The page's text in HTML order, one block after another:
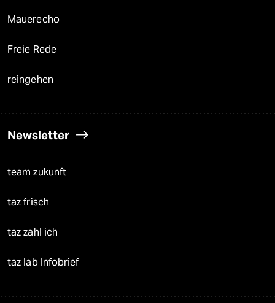
Mauerecho
Freie Rede
reingehen
Newsletter
team zukunft
taz frisch
taz zahl ich
taz lab Infobrief